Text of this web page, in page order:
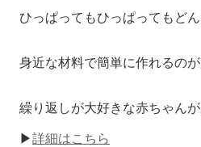
ひっぱってもひっぱってもど
身近な材料で簡単に作れるの
繰り返しが大好きな赤ちゃん
▶詳細はこちら